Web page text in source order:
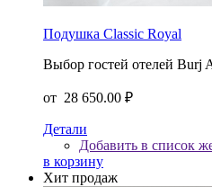
Подушка Classic Royal
Выбор гостей отелей Burj
от 28 650.00 ₽
Детали
Добавить в список
в корзину
Хит продаж